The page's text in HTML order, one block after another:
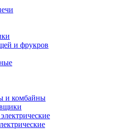
и фрукров
и комбайны